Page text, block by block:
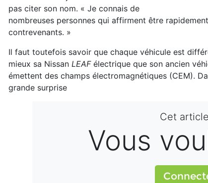
pas citer son nom. « Je connais de
nombreuses personnes qui affirment être
contrevenants. »
Il faut toutefois savoir que chaque véhicule est
mieux sa Nissan LEAFélectrique que son ancien
émettent des champs électromagnétiques (CEM).
grande surprise
Cet
Vous